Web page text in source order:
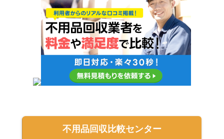
不用品回収比較センター